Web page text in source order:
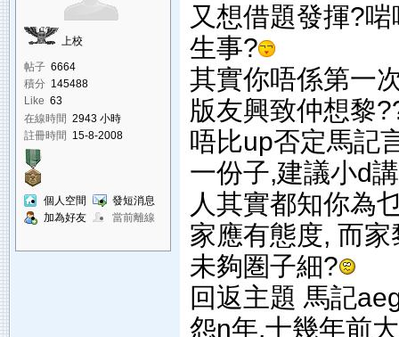
上校
帖子 6664
積分 145488
Like 63
在線時間 2943 小時
註冊時間 15-8-2008
個人空間
發短消息
加為好友
當前離線
又想借題發揮?
生事?
其實你唔係第一
版友興致仲想黎
唔比up否定馬記
一份子,建議小d
人其實都知你為
家應有態度, 而
未夠圏子細?
回返主題 馬記
怨n年,十幾年前